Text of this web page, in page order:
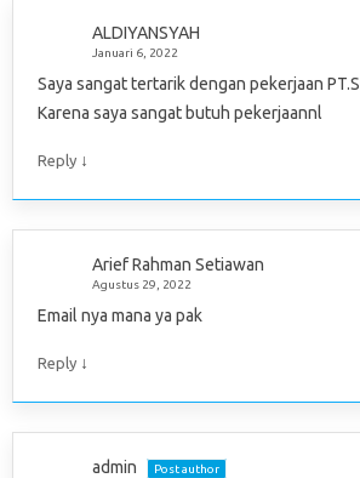
ALDIYANSYAH
Januari 6, 2022
Saya sangat tertarik dengan pekerjaan
Karena saya sangat butuh pekerjaannl
Reply ↓
Arief Rahman Setiawan
Agustus 29, 2022
Email nya mana ya pak
Reply ↓
admin
Post author